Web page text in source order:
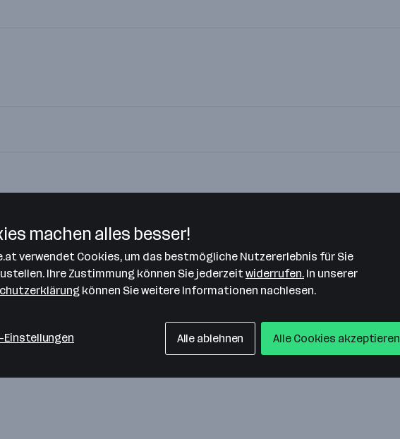
machen alles besser!
verwendet Cookies, um das bestmögliche Nutzererlebnis für Sie
Ihre Zustimmung können Sie jederzeitwiderrufen. In unserer
können Sie weitere Informationen nachlesen.
Einstellungen Alle ablehnen Alle Cookies akzeptieren